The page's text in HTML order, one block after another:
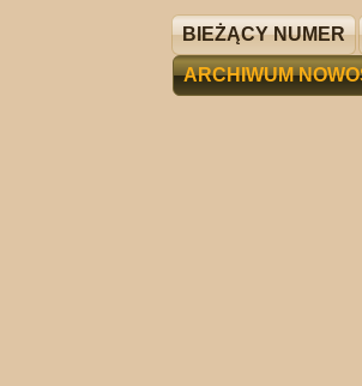
BIEŻĄCY NUMER
ARCHIWUM